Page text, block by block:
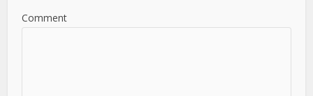
Comment